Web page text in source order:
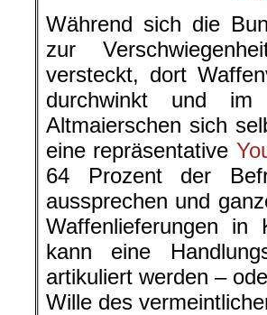
Während sich die
zur
versteckt, dort
durchwinkt und
Altmaierschen sich
eine repräsentative
64 Prozent der
aussprechen und
Waffenlieferungen in
kann eine
artikuliert werden –
Wille des